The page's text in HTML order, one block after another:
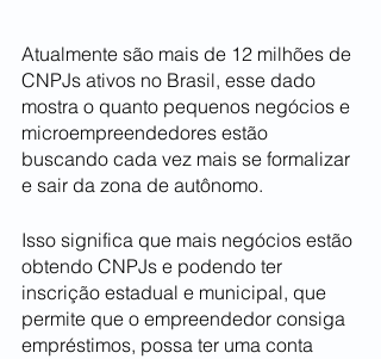
Atualmente são mais de 12 milhões de
CNPJs ativos no Brasil, esse dado
mostra o quanto pequenos negócios e
microempreendedores estão
buscando cada vez mais se formalizar
e sair da zona de autônomo.
Isso significa que mais negócios estão
obtendo CNPJs e podendo ter
inscrição estadual e municipal, que
permite que o empreendedor consiga
empréstimos, possa ter uma conta